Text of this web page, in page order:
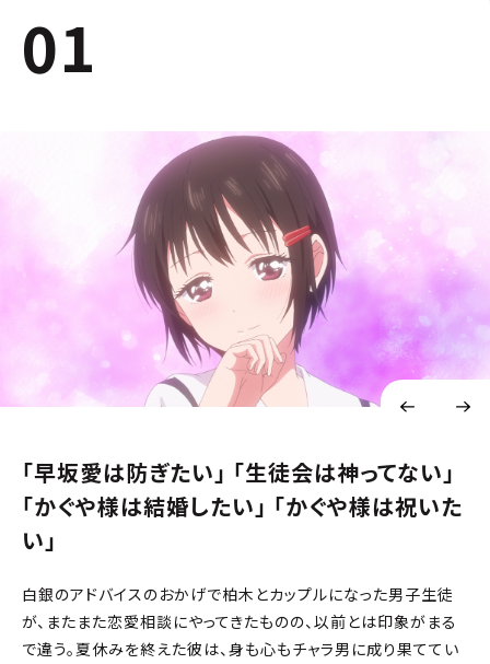
01
「早坂愛は防ぎたい」 「生徒会は神ってない」
「かぐや様は結婚したい」 「かぐや様は祝いた
い」
白銀のアドバイスのおかげで柏木とカップルになった男子生徒
が、またまた恋愛相談にやってきたものの、以前とは印象がまる
で違う。夏休みを終えた彼は、身も心もチャラ男に成り果ててい